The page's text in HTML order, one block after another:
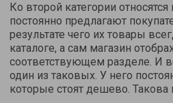
Ко второй категории
постоянно предлагают
результате чего их товары
каталоге, а сам магазин
соответствующем разделе. И
один из таковых. У него
которые стоят дешево. Такова